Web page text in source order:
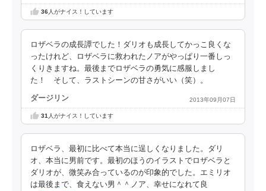
36人がナイス！しています
ロザベラの成長譚でした！ダリオも成長してかっこ良くな
ったけれど、ロザベラに救われたノアがやっぱり一番しっ
くりきますね。最後までロザベラの勇気に感服しまし
た！ そして、ラストシーンの甘さがいい（笑）。
ダージリン 2013年09月07日
31 人がナイス！しています
ロザベラ、最初に比べて本当に逞しくなりました。ダリ
オ、本当に男前です。最初のほうのイラストでロザベラと
ダリオが、微笑み合っているのが印象的でした。エミリオ
は最後まで、食えない男＾＾ノア、幸せになれて良